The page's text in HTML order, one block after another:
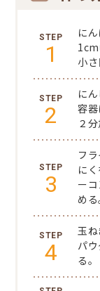
1
に
小
2
に
容
２
3
フ
に
ー
める
4
玉
パ
る。